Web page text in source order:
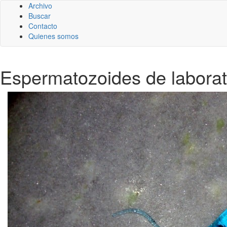
Archivo
Buscar
Contacto
Quienes somos
Espermatozoides de